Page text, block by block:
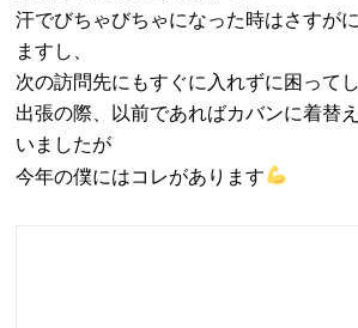
汗でびちゃびちゃになった時はさすが
ますし、
次の訪問先にもすぐに入れずに困って
出張の際、以前であればカバンに着替
いましたが
今年の僕にはコレがあります